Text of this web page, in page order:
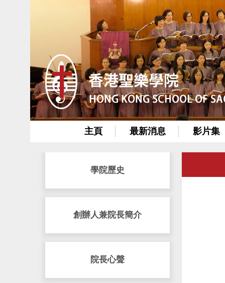
主頁 最新消息 影片集
學院歷史
創辦人兼院長簡介
院長心聲